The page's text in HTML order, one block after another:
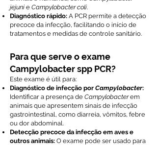
jejuni e Campylobacter coli.
Diagnóstico rápido: A PCR permite a detecção
precoce da infecção, facilitando o início de
tratamentos e medidas de controle sanitário.
Para que serve o exame
Campylobacter spp PCR?
Este exame é útil para:
Diagnóstico de infecção por Campylobacter:
Identificar a presença de Campylobacterem
animais que apresentem sinais de infecção
gastrointestinal, como diarreia, vômitos, febre
ou dor abdominal.
Detecção precoce da infecção em aves e
outros animais: O exame pode ser usado para